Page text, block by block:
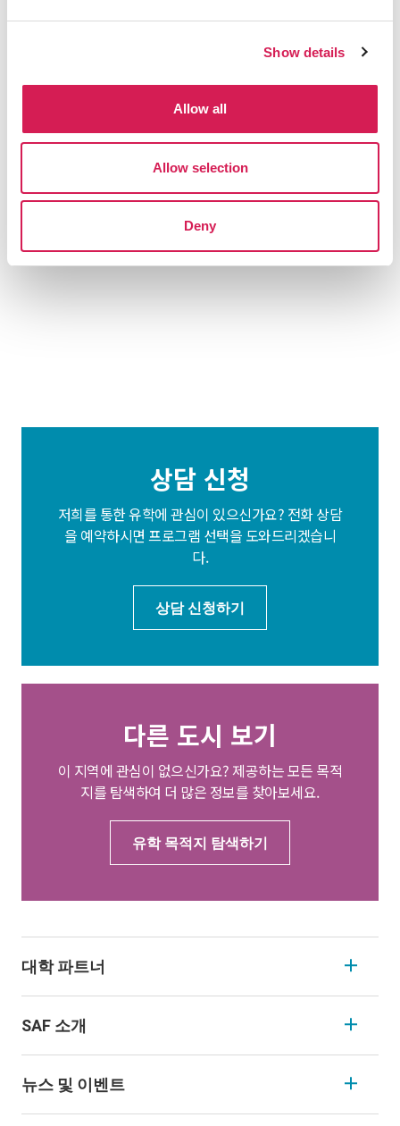
Show details
Allow all
Allow selection
Deny
마인드를 가진 사람들 같은 졸업생들이 아름다운 가로수길이
오리건 대학에 대해 더 알아보세요.
상담 신청
저희를 통한 유학에 관심이 있으신가요? 전화 상담
을 예약하시면 프로그램 선택을 도와드리겠습니
다.
상담 신청하기
다른 도시 보기
이 지역에 관심이 없으신가요? 제공하는 모든 목적
지를 탐색하여 더 많은 정보를 찾아보세요.
유학 목적지 탐색하기
대학 파트너
SAF 소개
뉴스 및 이벤트